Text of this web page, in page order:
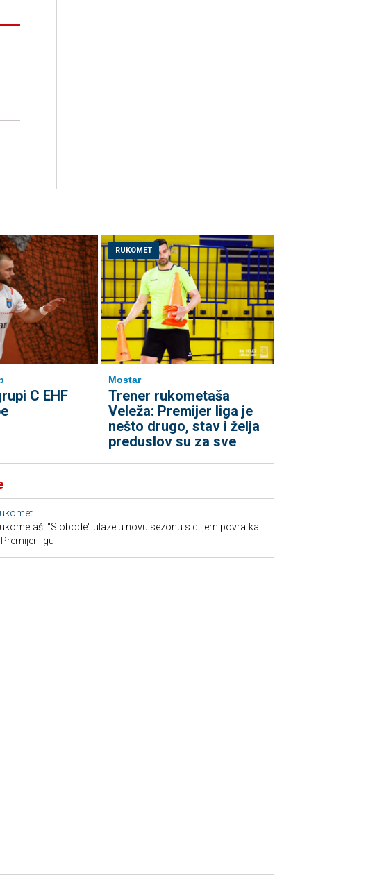
C EHF
RUKOMET
Mostar
Trener rukometaša
Veleža: Premijer liga je
nešto drugo, stav i želja
preduslov su za sve
"Slobode" ulaze u novu sezonu s ciljem povratka
ligu